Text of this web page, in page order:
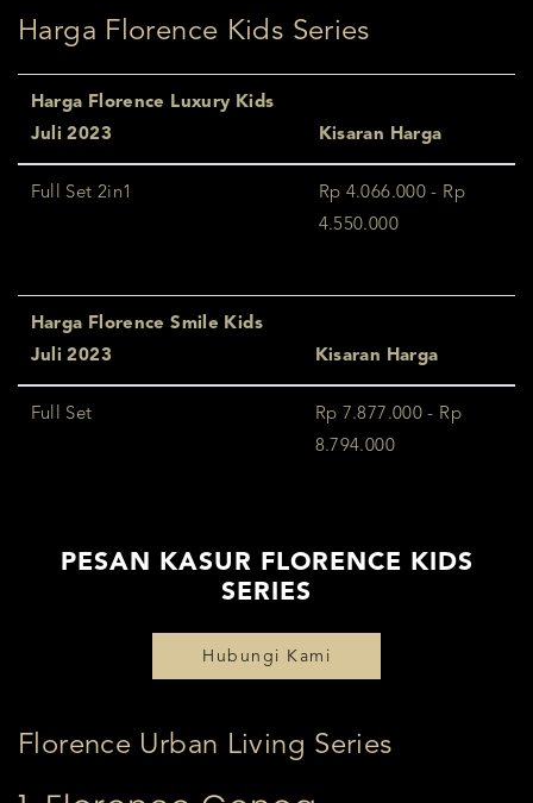
Harga Florence Kids Series
Harga Florence Luxury Kids
Juli 2023
Kisaran Harga
Full Set 2in1
Rp 4.066.000 - Rp
4.550.000
Harga Florence Smile Kids
Juli 2023
Kisaran Harga
Full Set
Rp 7.877.000 - Rp
8.794.000
PESAN KASUR FLORENCE KIDS
SERIES
Hubungi Kami
Florence Urban Living Series